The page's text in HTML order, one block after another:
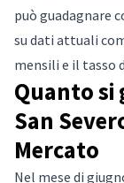
può guadagnare
su dati attuali
mensili e il tasso
Quanto si
San
Mercato
Nel mese di